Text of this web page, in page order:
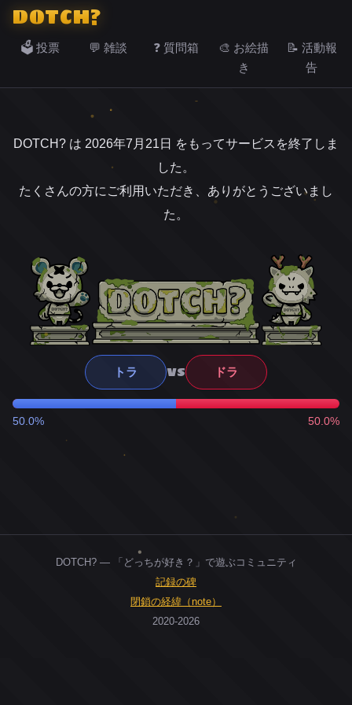
DOTCH?
🗳️ 投票 💬 雑談 ❓ 質問箱
🎨 お絵描
き
📝 活動報
告
DOTCH? は 2026年7月21日 をもってサービスを終了しま
した。
たくさんの方にご利用いただき、ありがとうございまし
た。
トラ VS ドラ
50.0% 50.0%
DOTCH? — 「どっちが好き？」で遊ぶコミュニティ
記録の碑
閉鎖の経緯（note）
2020-2026